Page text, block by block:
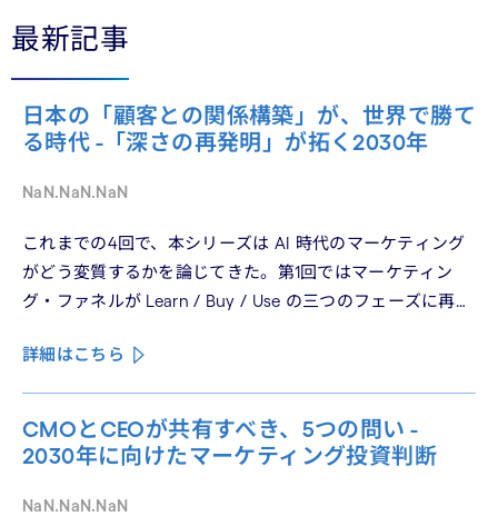
最新記事
日本の「顧客との関係構築」が、世界で勝て
る時代 -「深さの再発明」が拓く2030年
NaN.NaN.NaN
これまでの4回で、本シリーズは AI 時代のマーケティング
がどう変質するかを論じてきた。第1回ではマーケティン
グ・ファネルが Learn / Buy / Use の三つのフェーズに再構
パーソナライゼーションの罠を、第3回では Learn フェーズ
CMO と CEO が共有すべき5つの問いを論じた。シリーズ
の最終回となる本稿は、これらの議論を日本市場の文脈に
「顧客との関係構築」が、世界で勝てる時代が、いま始
詳細はこちら
CMOとCEOが共有すべき、5つの問い -
2030年に向けたマーケティング投資判断
NaN.NaN.NaN